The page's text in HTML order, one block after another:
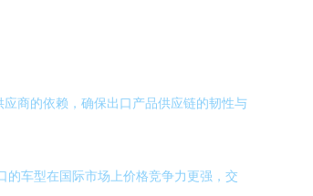
商的依赖，确保出口产品供应链的韧性与
的车型在国际市场上价格竞争力更强，交